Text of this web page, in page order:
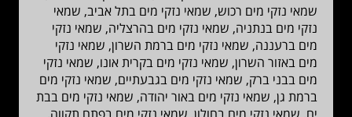
שמאי נזקי מים רכוש, שמאי נזקי מים בתל אביב, שמאי
נזקי מים בנתניה, שמאי נזקי מים בהרצליה, שמאי נזקי
מים ברעננה, שמאי נזקי מים ברמת השרון, שמאי נזקי
מים באזור השרון, שמאי נזקי מים בקרית אונו, שמאי נזקי
מים בבני ברק, שמאי נזקי מים בגבעתיים, שמאי נזקי מים
ברמת גן, שמאי נזקי מים באור יהודה, שמאי נזקי מים בבת